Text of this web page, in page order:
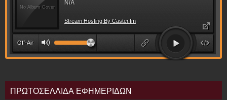
ΠΡΩΤΟΣΕΛΛΙΔΑ ΕΦΗΜΕΡΙΔΩΝ